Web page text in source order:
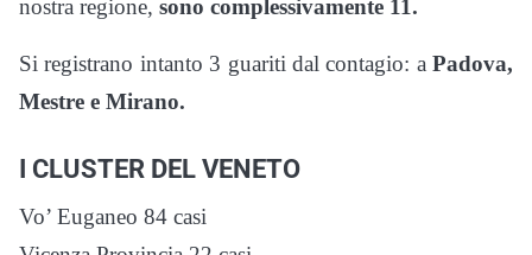
nostra regione, sono complessivamente 11.
Si registrano intanto 3 guariti dal contagio: a Padova,
Mestre e Mirano.
I CLUSTER DEL VENETO
Vo’ Euganeo 84 casi